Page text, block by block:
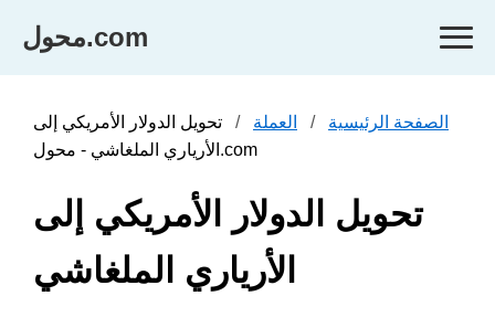
محول.com
الصفحة الرئيسية العملة
تحويل الدولار الأمريكي إلى
الأرياري الملغاشي - محول.com
تحويل الدولار الأمريكي إلى
الأرياري الملغاشي